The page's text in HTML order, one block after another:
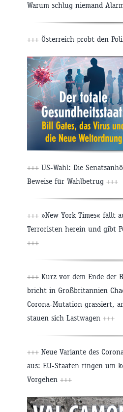
Warum schlug niemand
+++ Österreich probt den
+++ US-Wahl: Die
Beweise für Wahlbetrug +++
+++ »New York Times« fällt
Terroristen herein und gibt
+++
+++ Kurz vor dem Ende der
bricht in Großbritannien
Corona-Mutation grassiert,
stauen sich Lastwagen +++
+++ Neue Variante des
aus: EU-Staaten ringen um
Vorgehen +++